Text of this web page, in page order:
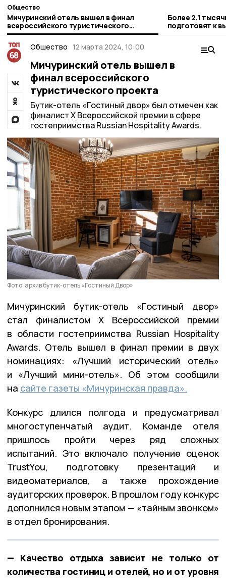
Общество
Мичуринский отель вышел в финал
всероссийского туристического
проекта
Более 2,1
подготовят к
области
Общество 12 марта 2024, 10:00
Мичуринский отель вышел в
финал всероссийского
туристического проекта
Бутик-отель «Гостиный двор» был отмечен как
финалист Х Всероссийской премии в сфере
гостеприимства Russian Hospitality Awards.
Фото: архив бутик-отель «Гостиный Двор»
Мичуринский бутик-отель «Гостиный двор»
стал финалистом Х Всероссийской премии
в области гостеприимства Russian Hospitality
Awards. Отель вышел в финал премии в двух
номинациях: «Лучший исторический отель»
и «Лучший мини-отель». Об этом сообщили
на сайте газеты «Мичуринская правда».
Конкурс длился полгода и предусматривал
многоступенчатый аудит. Команде отеля
пришлось пройти через ряд сложных
испытаний. Это включало получение оценок
TrustYou, подготовку презентаций и
видеоматериалов, а также прохождение
аудиторских проверок. В прошлом году конкурс
дополнился новым этапом — «тайным звонком»
в отдел бронирования.
— Качество отдыха зависит не только от
количества гостиниц и отелей, но и от уровня